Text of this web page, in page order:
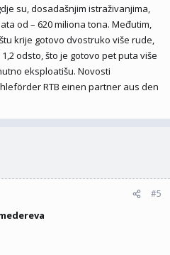
su, dosadašnjim istraživanjima,
od – 620 miliona tona. Međutim,
krije gotovo dvostruko više rude,
odsto, što je gotovo pet puta više
eksploatišu. Novosti
RTB einen partner aus den
#5